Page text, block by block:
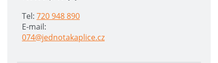
Tel: 720 948 890
E-mail:
074@jednotakaplice.cz